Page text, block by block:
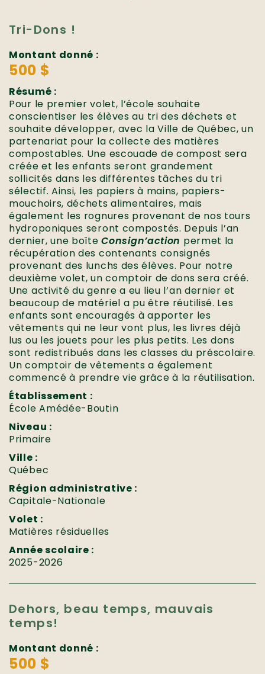
Tri-Dons !
Montant donné :
500 $
Résumé :
Pour le premier volet, l’école souhaite
conscientiser les élèves au tri des déchets et
souhaite développer, avec la Ville de Québec, un
partenariat pour la collecte des matières
compostables. Une escouade de compost sera
créée et les enfants seront grandement
sollicités dans les différentes tâches du tri
sélectif. Ainsi, les papiers à mains, papiers-
mouchoirs, déchets alimentaires, mais
également les rognures provenant de nos tours
hydroponiques seront compostés. Depuis l’an
dernier, une boîteConsign’action permet la
récupération des contenants consignés
provenant des lunchs des élèves. Pour notre
deuxième volet, un comptoir de dons sera créé.
Une activité du genre a eu lieu l’an dernier et
beaucoup de matériel a pu être réutilisé. Les
enfants sont encouragés à apporter les
vêtements qui ne leur vont plus, les livres déjà
lus ou les jouets pour les plus petits. Les dons
sont redistribués dans les classes du préscolaire.
Un comptoir de vêtements a également
commencé à prendre vie grâce à la réutilisation.
Établissement :
École Amédée-Boutin
Niveau :
Primaire
Ville :
Québec
Région administrative :
Capitale-Nationale
Volet :
Matières résiduelles
Année scolaire :
2025-2026
Dehors, beau temps, mauvais
temps!
Montant donné :
500 $